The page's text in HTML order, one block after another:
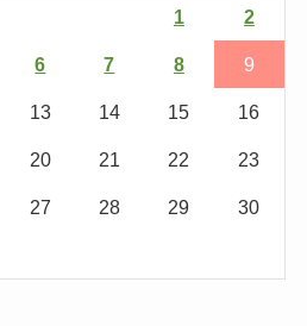
1 2
6 7 8 9
13 14 15 16
20 21 22 23
27 28 29 30